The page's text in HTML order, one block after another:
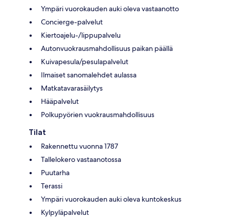
Ympäri vuorokauden auki oleva vastaanotto
Concierge-palvelut
Kiertoajelu-/lippupalvelu
Autonvuokrausmahdollisuus paikan päällä
Kuivapesula/pesulapalvelut
Ilmaiset sanomalehdet aulassa
Matkatavarasäilytys
Hääpalvelut
Polkupyörien vuokrausmahdollisuus
Tilat
Rakennettu vuonna 1787
Tallelokero vastaanotossa
Puutarha
Terassi
Ympäri vuorokauden auki oleva kuntokeskus
Kylpyläpalvelut